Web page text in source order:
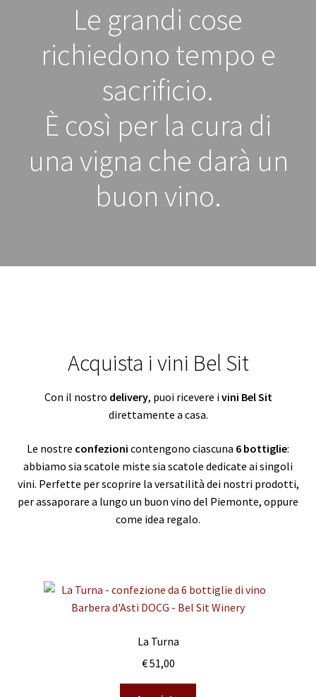
Le grandi cose
richiedono tempo e
sacrificio.
È così per la cura di
una vigna che darà un
buon vino.
Acquista i vini Bel Sit
Con il nostro delivery, puoi ricevere ivini Bel Sit
direttamente a casa.
Le nostre confezioni contengono ciascuna 6 bottiglie:
abbiamo sia scatole miste sia scatole dedicate ai singoli
vini. Perfette per scoprire la versatilità dei nostri prodotti,
per assaporare a lungo un buon vino del Piemonte, oppure
come idea regalo.
La Turna
€51,00